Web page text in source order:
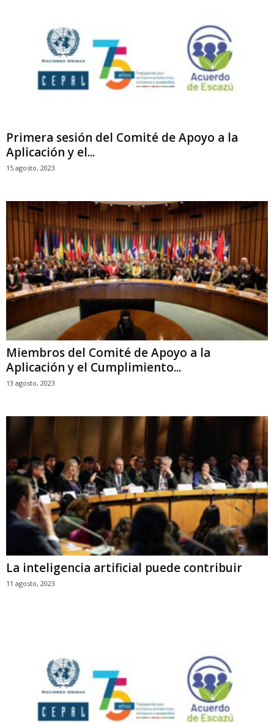
Primera sesión del Comité de Apoyo a la
Aplicación y el...
15 agosto, 2023
Miembros del Comité de Apoyo a la
Aplicación y el Cumplimiento...
13 agosto, 2023
La inteligencia artificial puede contribuir
11 agosto, 2023